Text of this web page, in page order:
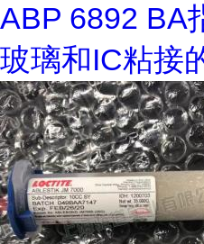
ABP 6892 BA
玻璃和IC粘接